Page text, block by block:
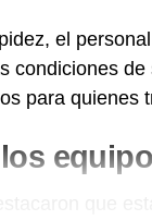
el
condiciones
para quienes